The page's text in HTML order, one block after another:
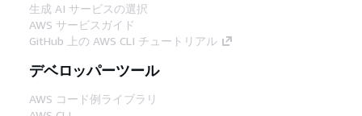
生成 AI サービスの選択
AWS サービスガイド
GitHub 上の AWS CLI チュートリアル
デベロッパーツール
AWS コード例ライブラリ